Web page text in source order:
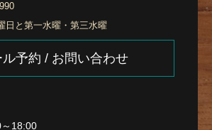
日と第一水曜・第三水曜
ル予約 / お問い合わせ
～18:00